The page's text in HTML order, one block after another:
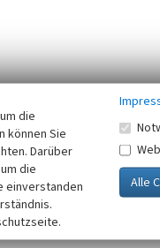
unter einer der
ist für die
Oberhalb des
Randkanal“, ein
die
können Sie
Darüber
die
einverstanden